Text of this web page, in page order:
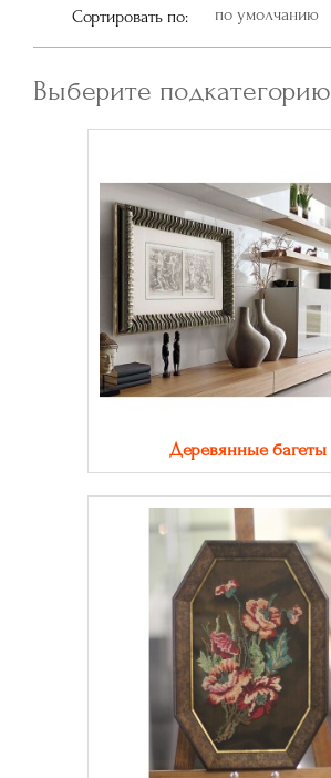
Сортировать по:
Выберите подкатегорию
Деревянные багеты